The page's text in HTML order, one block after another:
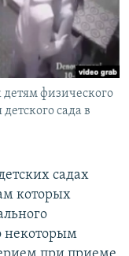
физического
сада в
садах
которых
некоторым